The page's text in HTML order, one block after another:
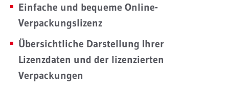
Einfache und bequeme Online-
Verpackungslizenz
Übersichtliche Darstellung Ihrer
Lizenzdaten und der lizenzierten
Verpackungen